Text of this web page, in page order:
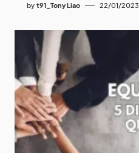
by t91_Tony Liao 22/01/2023